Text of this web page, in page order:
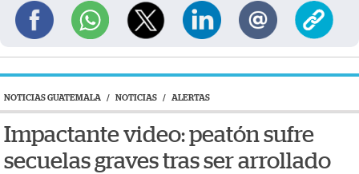
NOTICIAS GUATEMALA / NOTICIAS / ALERTAS
Impactante video: peatón sufre
secuelas graves tras ser arrollado